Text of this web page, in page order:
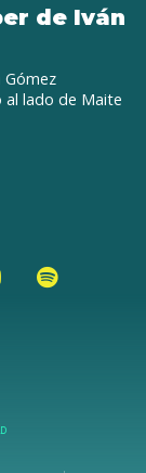
de Iván
Gómez
al lado de Maite